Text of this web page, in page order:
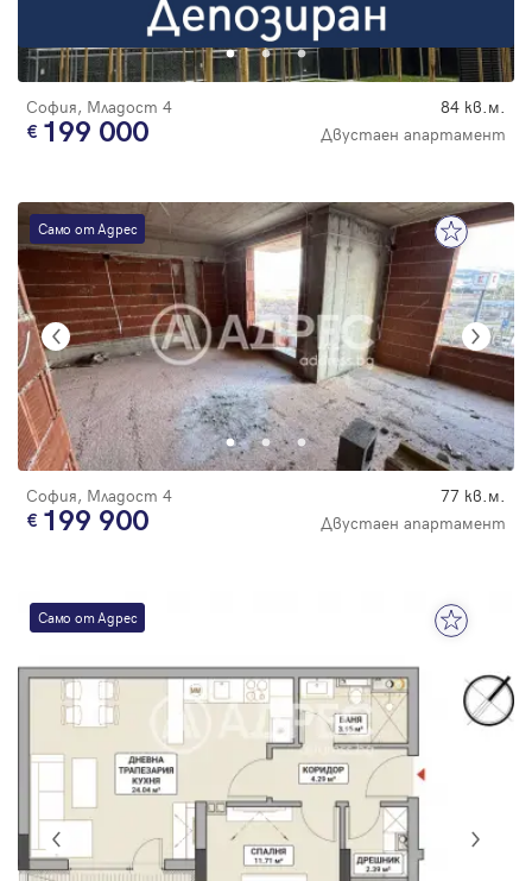
София, Младост 4 84 кв.м.
199 000 Двустаен апартамент
Само от Адрес
София, Младост 4 77 кв.м.
199 900 Двустаен апартамент
Само от Адрес
Забравена парола
Регистрация